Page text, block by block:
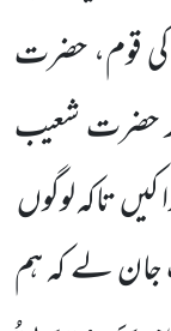
کی قوم، حضرت
حضرت شعیب
کیںتاکہ لوگوں
جان لے کہ ہم